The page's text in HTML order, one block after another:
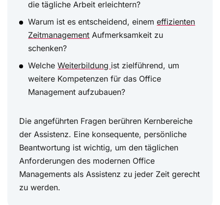
die tägliche Arbeit erleichtern?
Warum ist es entscheidend, einemeffizienten
Zeitmanagement Aufmerksamkeit zu
schenken?
WelcheWeiterbildung ist zielführend, um
weitere Kompetenzen für das Office
Management aufzubauen?
Die angeführten Fragen berühren Kernbereiche
der Assistenz. Eine konsequente, persönliche
Beantwortung ist wichtig, um den täglichen
Anforderungen des modernen Office
Managements als Assistenz zu jeder Zeit gerecht
zu werden.